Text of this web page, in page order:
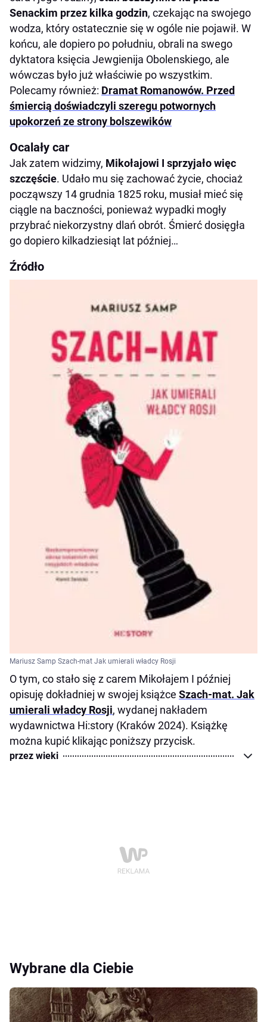
Senackim przez kilka godzin, czekając na swojego
wodza, który ostatecznie się w ogóle nie pojawił. W
końcu, ale dopiero po południu, obrali na swego
dyktatora księcia Jewgienija Obolenskiego, ale
wówczas było już właściwie po wszystkim.
Polecamy również: Dramat Romanowów. Przed
śmiercią doświadczyli szeregu potwornych
upokorzeń ze strony bolszewików
Ocalały car
Jak zatem widzimy, Mikołajowi I sprzyjało więc
szczęście. Udało mu się zachować życie, chociaż
począwszy 14 grudnia 1825 roku, musiał mieć się
ciągle na baczności, ponieważ wypadki mogły
przybrać niekorzystny dlań obrót. Śmierć dosięgła
go dopiero kilkadziesiąt lat później…
Źródło
Mariusz Samp Szach-mat Jak umierali władcy Rosji
O tym, co stało się z carem Mikołajem I później
opisuję dokładniej w swojej książce Szach-mat. Jak
umierali władcy Rosji, wydanej nakładem
wydawnictwa Hi:story (Kraków 2024). Książkę
można kupić klikając poniższy przycisk.
przez wieki
Wybrane dla Ciebie